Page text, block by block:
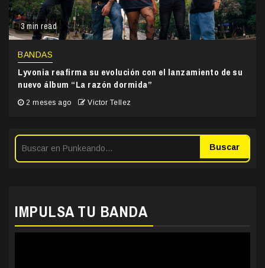
3 min read
BANDAS
Lyvonia reafirma su evolución con el lanzamiento de su
nuevo álbum “La razón dormida”
2 meses ago Victor Tellez
Buscar
IMPULSA TU BANDA